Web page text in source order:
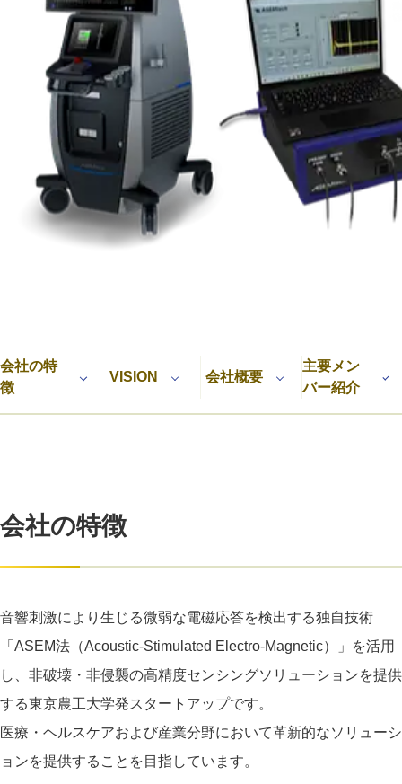
転職
大学発スタートアップ
導入事例
お問い合わせ
法人向け資料ダウンロード
/採用検討企業様へ
会社の特
徴
VISION 会社概要
主要メン
バー紹介
会社の特徴
音響刺激により生じる微弱な電磁応答を検出する独自技術
「ASEM法（Acoustic-Stimulated Electro-Magnetic）」を活用
し、非破壊・非侵襲の高精度センシングソリューションを提供
する東京農工大学発スタートアップです。
医療・ヘルスケアおよび産業分野において革新的なソリューシ
ョンを提供することを目指しています。